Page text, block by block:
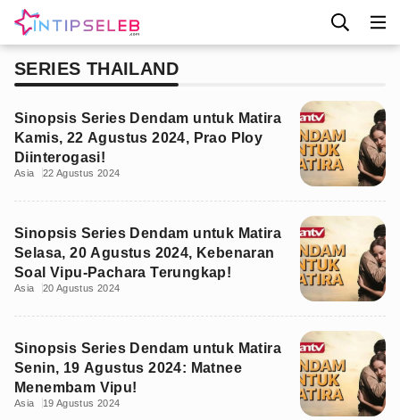
SERIES THAILAND
Sinopsis Series Dendam untuk Matira
Kamis, 22 Agustus 2024, Prao Ploy
Diinterogasi!
Asia 22 Agustus 2024
Sinopsis Series Dendam untuk Matira
Selasa, 20 Agustus 2024, Kebenaran
Soal Vipu-Pachara Terungkap!
Asia 20 Agustus 2024
Sinopsis Series Dendam untuk Matira
Senin, 19 Agustus 2024: Matnee
Menembam Vipu!
Asia 19 Agustus 2024